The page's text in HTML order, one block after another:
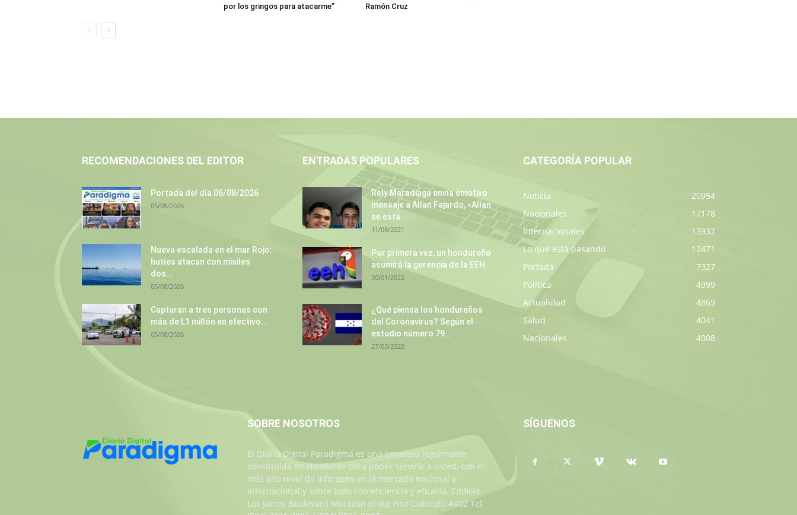
por los gringos para atacarme”
Ramón Cruz
RECOMENDACIONES DEL EDITOR
Portada del día 06/08/2026
05/08/2026
Nueva escalada en el mar Rojo:
hutíes atacan con misiles
dos...
05/08/2026
Capturan a tres personas con
más de L1 millón en efectivo...
05/08/2026
ENTRADAS POPULARES
Rely Maradiaga envía emotivo
mensaje a Allan Fajardo, «Allan
se está...
11/08/2021
Por primera vez, un hondureño
asumirá la gerencia de la EEH
30/01/2022
¿Qué piensa los hondureños
del Coronavirus? Según el
estudio número 79...
27/03/2020
CATEGORÍA POPULAR
Noticia
20954
Nacionales
17178
Internacionales
13932
Lo que está pasando
12471
Portada
7327
Política
4999
Actualidad
4869
Salud
4041
Nacionales
4008
SOBRE NOSOTROS
El Diario Digital Paradigma es una empresa legalmente
constituida en Honduras para poder servirle a usted, con el
más alto nivel de liderazgo en el mercado nacional e
internacional y sobre todo con eficiencia y eficacia. Edificio
Los Jarros Boulevard Morazan el 4to Piso Cubiculo #402 Tel:
SÍGUENOS